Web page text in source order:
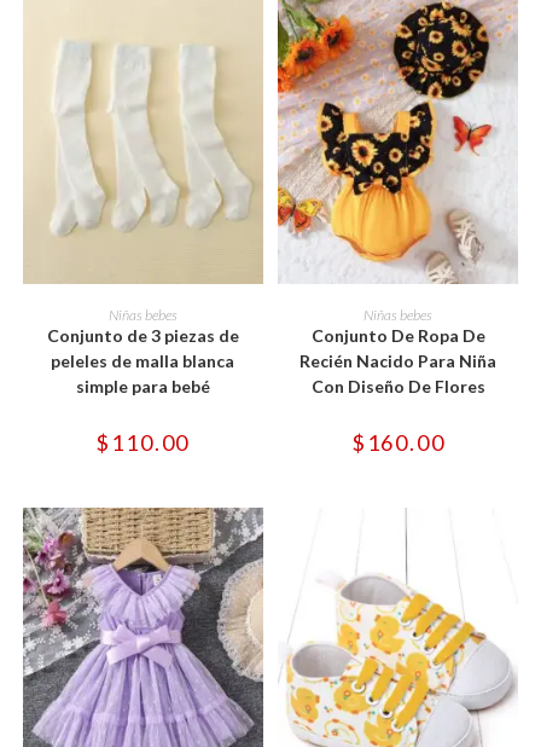
de
producto
SELECCIONAR OPCIONES
Este
producto
tiene
múltiples
variantes.
opciones
elegir
de
producto
Niñas bebes
Conjunto de 3 piezas de
peleles de malla blanca
simple para bebé
$ 110.00
SELECCIONAR OPCIONES
Este
producto
tiene
múltiples
variantes.
opciones
elegir
de
producto
Niñas bebes
Conjunto De Ropa De
Recién Nacido Para Niña
Con Diseño De Flores
$ 160.00